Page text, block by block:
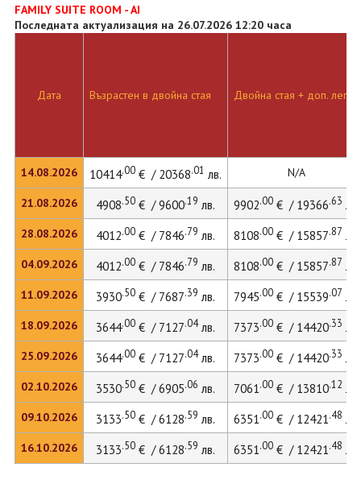
FAMILY SUITE ROOM - AI
Последната актуализация на 26.07.2026 12:20 часа
Дата
14.08.2026
21.08.2026
28.08.2026
04.09.2026
11.09.2026
18.09.2026
25.09.2026
02.10.2026
09.10.2026
16.10.2026
Възрастен в двойна стая Двойна стая + доп. легло
10414.00€ / 20368.01 лв. N/A
4908.50€ / 9600.19 лв. 9902.00€ / 19366.63 лв.
4012.00€ / 7846.79 лв. 8108.00€ / 15857.87 лв.
4012.00€ / 7846.79 лв. 8108.00€ / 15857.87 лв.
3930.50€ / 7687.39 лв. 7945.00€ / 15539.07 лв.
3644.00€ / 7127.04лв. 7373.00€ / 14420.33 лв.
3644.00€ / 7127.04лв. 7373.00€ / 14420.33 лв.
3530.50€ / 6905.06 лв. 7061.00€ / 13810.12 лв.
3133.50€ / 6128.59 лв. 6351.00€ / 12421.48 лв.
3133.50€ / 6128.59 лв. 6351.00€ / 12421.48 лв.